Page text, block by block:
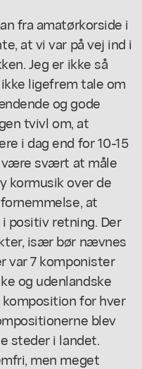
fra amatørkorside i
at vi var på vej ind i
Jeg er ikke så
ligefrem tale om
og gode
tvivl om, at
i dag end for 10-15
være svært at måle
kormusik over de
at
positiv retning. Der
især bør nævnes
var 7 komponister
og udenlandske
for hver
blev
steder i landet.
men meget